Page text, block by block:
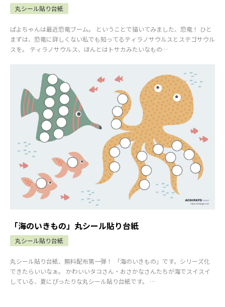
丸シール貼り台紙
ぱよちゃんは最近恐竜ブーム。 ということで描いてみました、恐竜！ ひと
まずは、恐竜に詳しくない私でも知ってるティラノサウルスとステゴサウル
スを。 ティラノサウルス、ほんとはトサカみたいなもの…
「海のいきもの」丸シール貼り台紙
丸シール貼り台紙
丸シール貼り台紙、無料配布第一弾！ 「海のいきもの」です。シリーズ化
できたらいいなぁ。 かわいいタコさん・おさかなさんたちが海でスイスイ
している、夏にぴったりな丸シール貼り台紙です。 …